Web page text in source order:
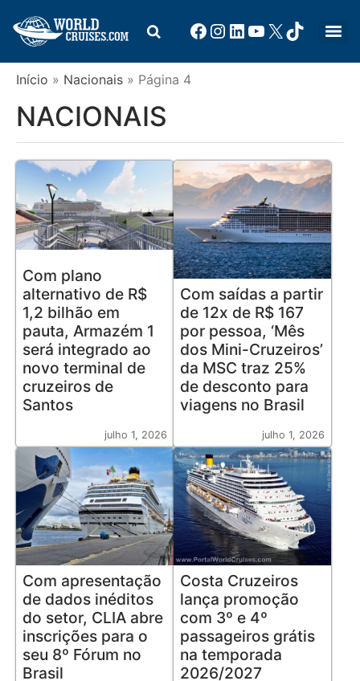
Início » Nacionais » Página 4
NACIONAIS
Com plano
alternativo de R$
1,2 bilhão em
pauta, Armazém 1
será integrado ao
novo terminal de
cruzeiros de
Santos
julho 1, 2026
Com saídas a partir
de 12x de R$ 167
por pessoa, ‘Mês
dos Mini-Cruzeiros’
da MSC traz 25%
de desconto para
viagens no Brasil
julho 1, 2026
Com apresentação
de dados inéditos
do setor, CLIA abre
inscrições para o
seu 8º Fórum no
Brasil
Costa Cruzeiros
lança promoção
com 3º e 4º
passageiros grátis
na temporada
2026/2027